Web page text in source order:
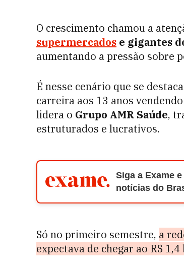
O crescimento chamou a
supermercados e gigantes
aumentando a pressão sobre
É nesse cenário que se
carreira aos 13 anos
lidera o Grupo AMR Saúde,
estruturados e lucrativos.
Siga a Exame
notícias do
Só no primeiro semestre, a
expectava de chegar ao R$